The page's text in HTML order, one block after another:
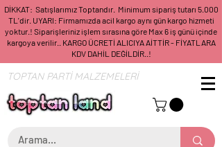
DİKKAT: Satışlarımız Toptandır. Minimum sipariş tutarı 5.000
TL'dir. UYARI: Firmamızda acil kargo aynı gün kargo hizmeti
yoktur.! Siparişleriniz işlem sırasına göre Max 6 iş günü içinde
kargoya verilir.. KARGO ÜCRETİ ALICIYA AİTTİR - FİYATLARA
KDV DAHİL DEĞİLDİR..!
TOPTAN PARTİ MALZEMELERİ